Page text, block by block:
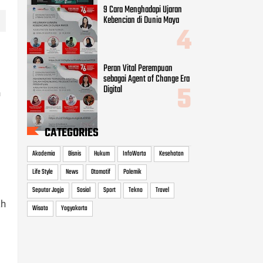
9 Cara Menghadapi Ujaran
Kebencian di Dunia Maya
Peran Vital Perempuan
sebagai Agent of Change Era
Digital
CATEGORIES
Akademia Bisnis Hukum InfoWarta
Kesehatan
Life Style
News Otomotif
Polemik
Seputar Jogja
Sosial Sport Tekno
Travel
Wisata
Yogyakarta